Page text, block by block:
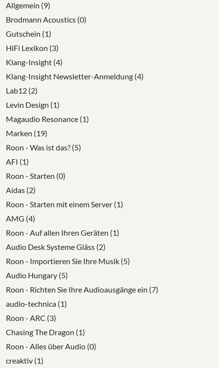
Allgemein (9)
Brodmann Acoustics (0)
Gutschein (1)
HiFi Lexikon (3)
Klang-Insight (4)
Klang-Insight Newsletter-Anmeldung (4)
Lab12 (2)
Levin Design (1)
Magaudio Resonance (1)
Marken (19)
Roon - Was ist das? (5)
AFI (1)
Roon - Starten (0)
Aidas (2)
Roon - Starten mit einem Server (1)
AMG (4)
Roon - Auf allen Ihren Geräten (1)
Audio Desk Systeme Gläss (2)
Roon - Importieren Sie Ihre Musik (5)
Audio Hungary (5)
Roon - Richten Sie Ihre Audioausgänge ein (7)
audio-technica (1)
Roon - ARC (3)
Chasing The Dragon (1)
Roon - Alles über Audio (0)
creaktiv (1)